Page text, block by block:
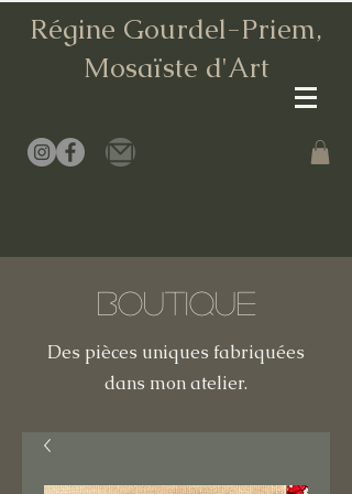
Régine Gourdel-Priem,
Mosaïste d'Art
Boutique
Des pièces uniques fabriquées
dans mon atelier.